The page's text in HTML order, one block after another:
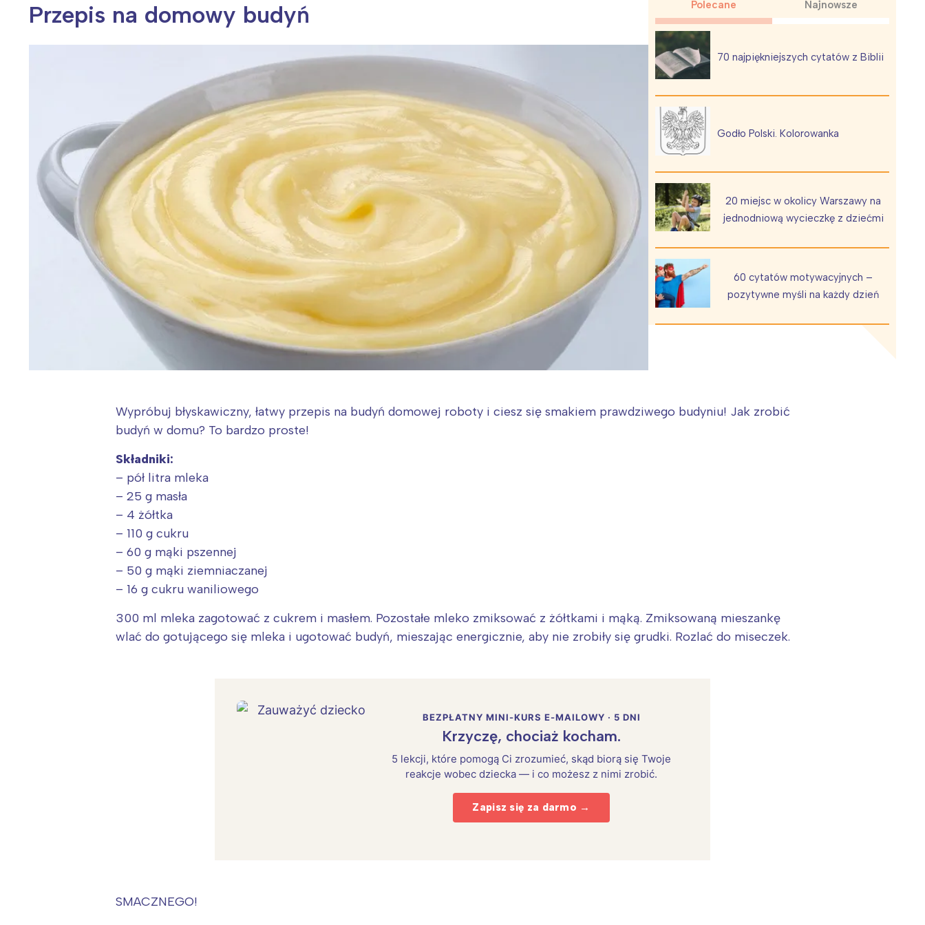
Wiosenny koncert ptaków na płocie Pszczoła i kwitnący ul
Przepis na domowy budyń Polecane Najnowsze
70 najpiękniejszych cytatów z Biblii
Godło Polski. Kolorowanka
20 miejsc w okolicy Warszawy na
jednodniową wycieczkę z dziećmi
60 cytatów motywacyjnych –
pozytywne myśli na każdy dzień
Wypróbuj błyskawiczny, łatwy przepis na budyń domowej roboty i ciesz się smakiem prawdziwego budyniu! Jak zrobić
budyń w domu? To bardzo proste!
Składniki:
– pół litra mleka
– 25 g masła
– 4 żółtka
– 110 g cukru
– 60 g mąki pszennej
– 50 g mąki ziemniaczanej
– 16 g cukru waniliowego
300 ml mleka zagotować z cukrem i masłem. Pozostałe mleko zmiksować z żółtkami i mąką. Zmiksowaną mieszankę
wlać do gotującego się mleka i ugotować budyń, mieszając energicznie, aby nie zrobiły się grudki. Rozlać do miseczek.
BEZPŁATNY MINI-KURS E-MAILOWY · 5 DNI
Krzyczę, chociaż kocham.
5 lekcji, które pomogą Ci zrozumieć, skąd biorą się Twoje
reakcje wobec dziecka — i co możesz z nimi zrobić.
Zapisz się za darmo →
SMACZNEGO!